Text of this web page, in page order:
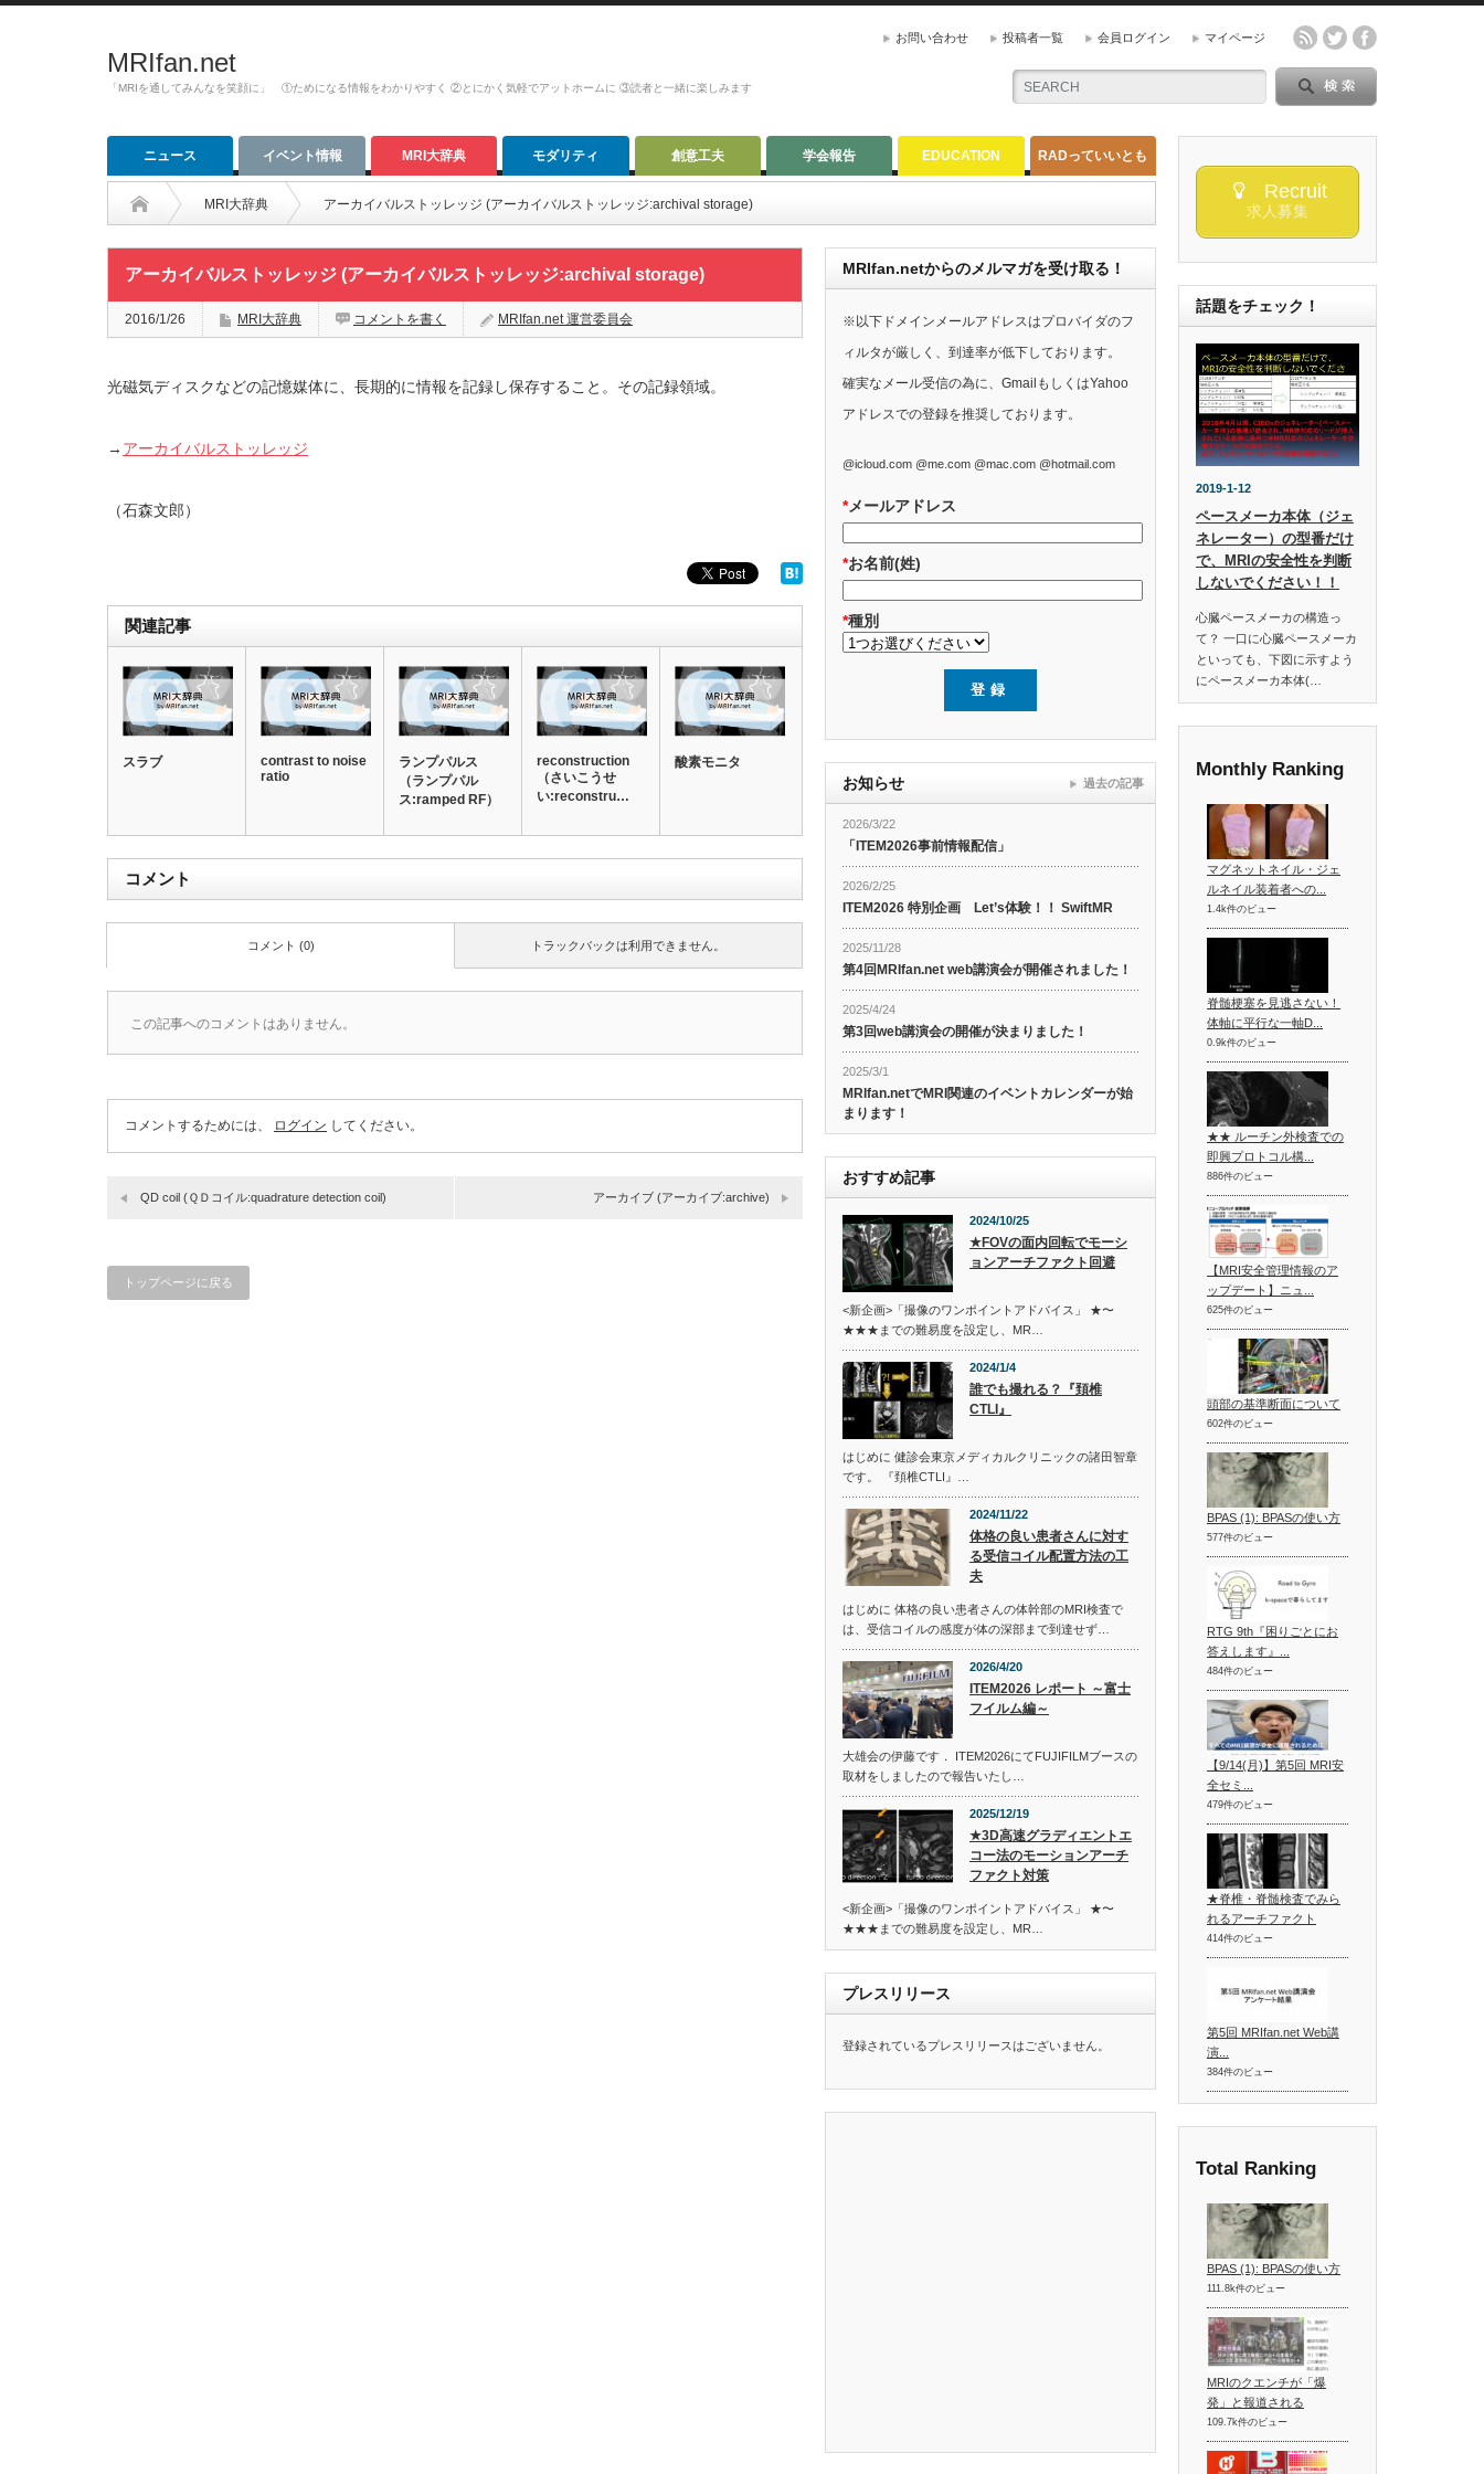
MRIfan.net
「MRIを通してみんなを笑顔に」 ①ためになる情報をわかりやすく ②とにかく気軽でアットホームに ③読者と一緒に楽しみます
お問い合わせ 投稿者一覧 会員ログイン マイページ
ニュース イベント情報 MRI大辞典 モダリティ 創意工夫 学会報告 EDUCATION RADっていいとも
MRI大辞典 アーカイバルストッレッジ (アーカイバルストッレッジ:archival storage)
アーカイバルストッレッジ (アーカイバルストッレッジ:archival storage)
2016/1/26 MRI大辞典 コメントを書く MRIfan.net 運営委員会
光磁気ディスクなどの記憶媒体に、長期的に情報を記録し保存すること。その記録領域。
→ アーカイバルストッレッジ
（石森文郎）
関連記事
スラブ
contrast to noise
ratio
ランプパルス
（ランプパル
ス:ramped RF）
reconstruction
（さいこうせ
い:reconstru…
酸素モニタ
コメント
トラックバックは利用できません。
コメント (0)
この記事へのコメントはありません。
コメントするためには、 ログイン してください。
QD coil (ＱＤコイル:quadrature detection coil) アーカイブ (アーカイブ:archive)
トップページに戻る
MRIfan.netからのメルマガを受け取る！
※以下ドメインメールアドレスはプロバイダのフ
ィルタが厳しく、到達率が低下しております。
確実なメール受信の為に、GmailもしくはYahoo
アドレスでの登録を推奨しております。
@icloud.com @me.com @mac.com @hotmail.com
*メールアドレス
*お名前(姓)
*種別
お知らせ
2026/3/22
「ITEM2026事前情報配信」
2026/2/25
ITEM2026 特別企画 Let’s体験！！ SwiftMR
2025/11/28
第4回MRIfan.net web講演会が開催されました！
2025/4/24
第3回web講演会の開催が決まりました！
2025/3/1
MRIfan.netでMRI関連のイベントカレンダーが始
まります！
過去の記事
おすすめ記事
2024/10/25
★FOVの面内回転でモーシ
ョンアーチファクト回避
<新企画>「撮像のワンポイントアドバイス」 ★〜
★★★までの難易度を設定し、MR…
2024/1/4
誰でも撮れる？『頚椎
CTLI』
はじめに 健診会東京メディカルクリニックの諸田智章
です。 『頚椎CTLI』…
2024/11/22
体格の良い患者さんに対す
る受信コイル配置方法の工
夫
はじめに 体格の良い患者さんの体幹部のMRI検査で
は、受信コイルの感度が体の深部まで到達せず…
2026/4/20
ITEM2026 レポート ～富士
フイルム編～
大雄会の伊藤です． ITEM2026にてFUJIFILMブースの
取材をしましたので報告いたし…
2025/12/19
★3D高速グラディエントエ
コー法のモーションアーチ
ファクト対策
<新企画>「撮像のワンポイントアドバイス」 ★〜
★★★までの難易度を設定し、MR…
プレスリリース
登録されているプレスリリースはございません。
Recruit
求人募集
話題をチェック！
2019-1-12
ペースメーカ本体（ジェ
ネレーター）の型番だけ
で、MRIの安全性を判断
しないでください！！
心臓ペースメーカの構造っ
て？ 一口に心臓ペースメーカ
といっても、下図に示すよう
にペースメーカ本体(…
Monthly Ranking
マグネットネイル・ジェ
ルネイル装着者への...
1.4k件のビュー
脊髄梗塞を見逃さない！
体軸に平行な一軸D...
0.9k件のビュー
★★ ルーチン外検査での
即興プロトコル構...
886件のビュー
【MRI安全管理情報のア
ップデート】ニュ...
625件のビュー
頭部の基準断面について
602件のビュー
BPAS (1): BPASの使い方
577件のビュー
RTG 9th『困りごとにお
答えします』...
484件のビュー
【9/14(月)】第5回 MRI安
全セミ...
479件のビュー
★脊椎・脊髄検査でみら
れるアーチファクト
414件のビュー
第5回 MRIfan.net Web講
演...
384件のビュー
Total Ranking
BPAS (1): BPASの使い方
111.8k件のビュー
MRIのクエンチが「爆
発」と報道される
109.7k件のビュー